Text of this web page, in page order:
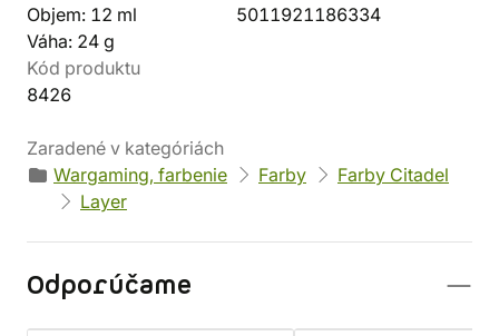
Objem: 12 ml
Váha: 24 g
5011921186334
Kód produktu
8426
Zaradené v kategóriách
Wargaming, farbenie
Farby
Farby Citadel
Layer
Odporúčame